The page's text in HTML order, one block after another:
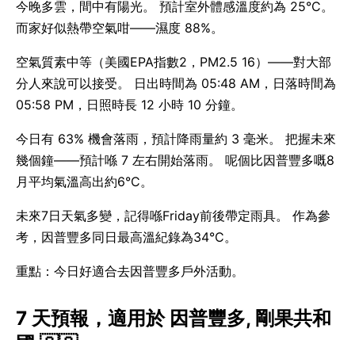
今晚多雲，間中有陽光。 預計室外體感溫度約為 25°C。
而家好似熱帶空氣咁——濕度 88%。
空氣質素中等（美國EPA指數2，PM2.5 16）——對大部
分人來說可以接受。 日出時間為 05:48 AM，日落時間為
05:58 PM，日照時長 12 小時 10 分鐘。
今日有 63% 機會落雨，預計降雨量約 3 毫米。 把握未來
幾個鐘——預計喺 7 左右開始落雨。 呢個比因普豐多嘅8
月平均氣溫高出約6°C。
未來7日天氣多變，記得喺Friday前後帶定雨具。 作為參
考，因普豐多同日最高溫紀錄為34°C。
重點：今日好適合去因普豐多戶外活動。
7 天預報，適用於 因普豐多, 剛果共和